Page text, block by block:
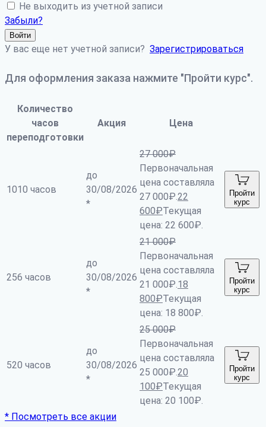
Не выходить из учетной записи
Забыли?
Войти
У вас еще нет учетной записи? Зарегистрироваться
Для оформления заказа нажмите "Пройти курс".
Количество
часов
переподготовки
Акция Цена
1010 часов
до
30/08/2026
*
27 000₽
Первоначальная
цена составляла
27 000₽.22
600₽Текущая
цена: 22 600₽.
Пройти
курс
256 часов
до
30/08/2026
*
21 000₽
Первоначальная
цена составляла
21 000₽.18
800₽Текущая
цена: 18 800₽.
Пройти
курс
520 часов
до
30/08/2026
*
25 000₽
Первоначальная
цена составляла
25 000₽.20
100₽Текущая
цена: 20 100₽.
Пройти
курс
* Посмотреть все акции